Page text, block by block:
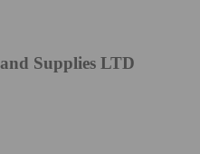
Supplies LTD